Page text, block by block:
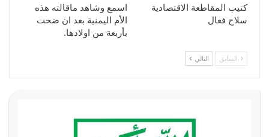
كتيب المقاطعة الاقتصادية
سلاح فعال
اسمع وشاهد ماقالته هذه
الأم اليمنية بعد ان ضحت
بأربعة من اولادها.
السابق التالي